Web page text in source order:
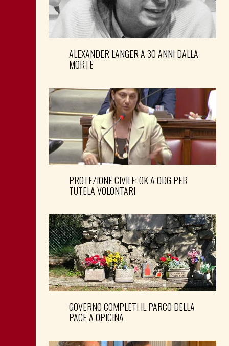
ALEXANDER LANGER A 30 ANNI DALLA
MORTE
PROTEZIONE CIVILE: OK A ODG PER
TUTELA VOLONTARI
GOVERNO COMPLETI IL PARCO DELLA
PACE A OPICINA